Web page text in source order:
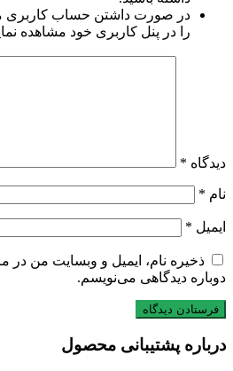
در صورت داشتن حساب کاربری
را در پنل کاربری خود مشاهده
دیدگاه *
نام *
ایمیل *
ذخیره نام، ایمیل و وبسایت من در
دوباره دیدگاهی می‌نویسم.
درباره پشتیبانی محصول